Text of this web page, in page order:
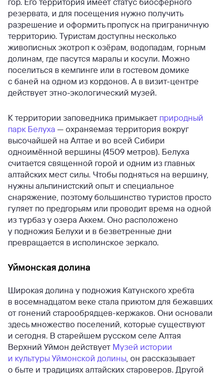
резервата, и для посещения нужно получить
разрешение и оформить пропуск на приграничную
территорию. Туристам доступны несколько
живописных экотроп к озёрам, водопадам, горным
долинам, где пасутся маралы и косули. Можно
поселиться в кемпинге или в гостевом домике
с баней на одном из кордонов. А в визит-центре
действует этно-экологический музей.
К территории заповедника примыкает природный
парк Белуха — охраняемая территория вокруг
высочайшей на Алтае и во всей Сибири
одноимённой вершины (4509 метров). Белуха
считается священной горой и одним из главных
алтайских мест силы. Чтобы подняться на вершину,
нужны альпинистский опыт и специальное
снаряжение, поэтому большинство туристов просто
гуляет по предгорьям или проводит время на одной
из турбаз у озера Аккем. Оно расположено
у подножия Белухи и в безветренные дни
превращается в исполинское зеркало.
Уймонская долина
Широкая долина у подножия Катунского хребта
в восемнадцатом веке стала приютом для бежавших
от гонений старообрядцев-кержаков. Они основали
здесь множество поселений, которые существуют
и сегодня. В старейшем русском селе Алтая
Верхний Уймон действует Музей истории
и культуры Уймонской долины, он рассказывает
о быте и традициях алтайских староверов. Другой